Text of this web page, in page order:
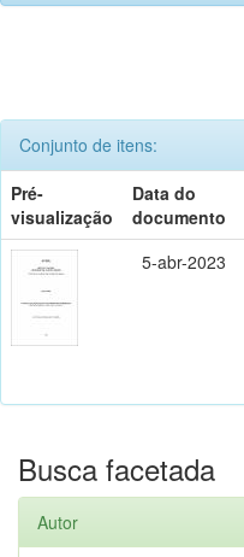
Conjunto de itens:
Pré-
visualização
Data do
documento
5-abr-2023
Busca facetada
Autor